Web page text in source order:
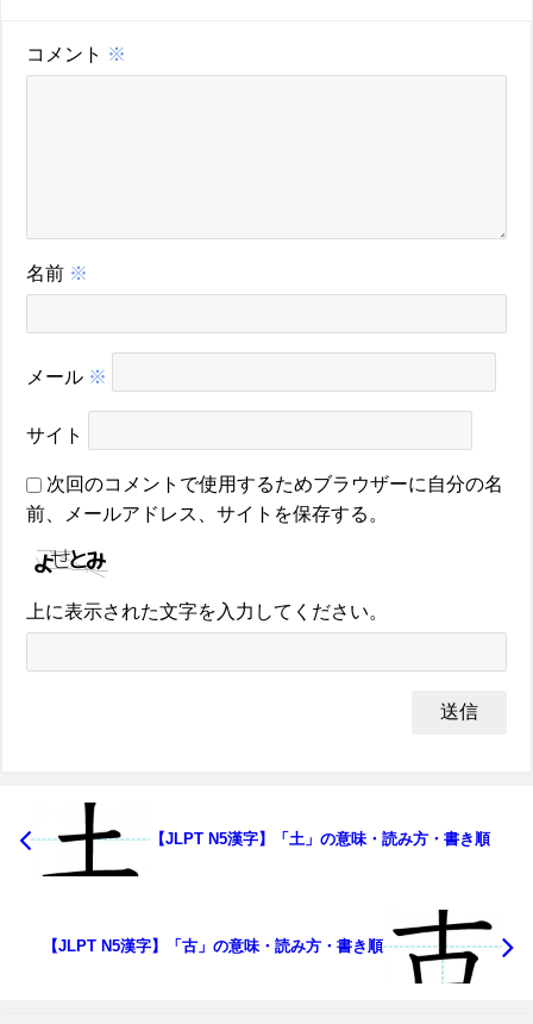
コメント ※
名前 ※
メール ※
サイト
次回のコメントで使用するためブラウザーに自分の名
前、メールアドレス、サイトを保存する。
上に表示された文字を入力してください。
【JLPT N5漢字】「土」の意味・読み方・書き順
【JLPT N5漢字】「古」の意味・読み方・書き順